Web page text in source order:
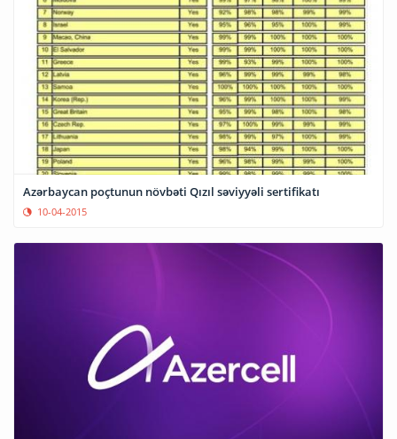
Azərbaycan poçtunun növbəti Qızıl səviyyəli sertifikatı
10-04-2015